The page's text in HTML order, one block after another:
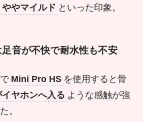
ややマイルド といった印象。
音が不快で耐水性も不安
Mini Pro HS を使用すると骨
イヤホンへ入る ような感触が強
。